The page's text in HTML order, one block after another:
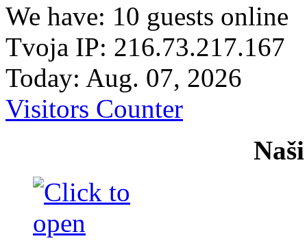
We have: 10 guests online
Tvoja IP: 216.73.217.167
Today: Aug. 07, 2026
Visitors Counter